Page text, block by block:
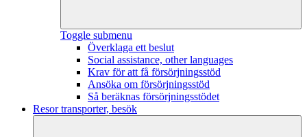
Toggle submenu
Överklaga ett beslut
Social assistance, other languages
Krav för att få försörjningsstöd
Ansöka om försörjningsstöd
Så beräknas försörjningsstödet
Resor transporter, besök